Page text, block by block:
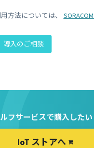
方法については、
導入のご相談
フサービスで購入したい
IoT ストアへ